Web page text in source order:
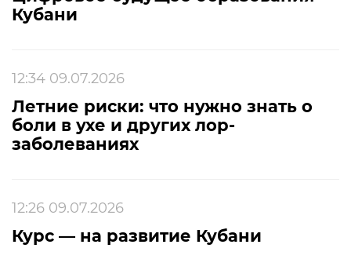
Кубани
12:34 09.07.2026
Летние риски: что нужно знать о
боли в ухе и других лор-
заболеваниях
12:26 09.07.2026
Курс — на развитие Кубани